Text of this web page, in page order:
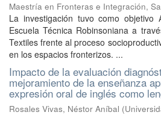
Maestría en Fronteras e Integración,
La investigación tuvo como
Escuela Técnica Robinsoniana a
Textiles frente al proceso
en los espacios fronterizos. ...
Impacto de la evaluación
mejoramiento de la enseñanza
expresión oral de inglés como
Rosales Vivas, Néstor Aníbal (